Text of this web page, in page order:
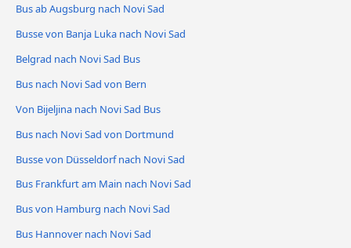
Bus ab Augsburg nach Novi Sad
Busse von Banja Luka nach Novi Sad
Belgrad nach Novi Sad Bus
Bus nach Novi Sad von Bern
Von Bijeljina nach Novi Sad Bus
Bus nach Novi Sad von Dortmund
Busse von Düsseldorf nach Novi Sad
Bus Frankfurt am Main nach Novi Sad
Bus von Hamburg nach Novi Sad
Bus Hannover nach Novi Sad